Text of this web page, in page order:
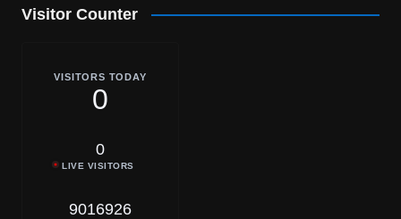
Visitor Counter
VISITORS TODAY
0
0
LIVE VISITORS
9016926